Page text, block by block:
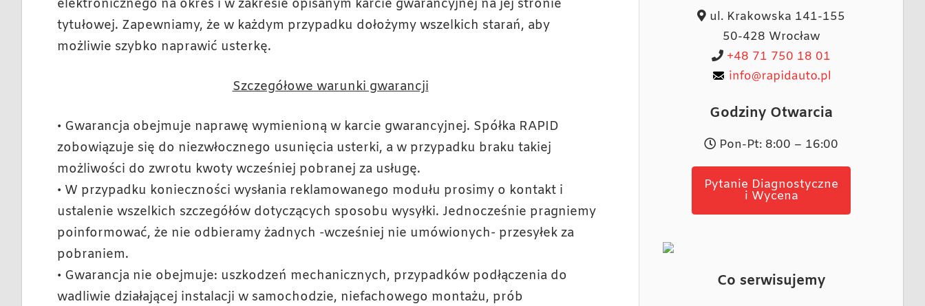
elektronicznego na okres i w zakresie opisanym karcie gwarancyjnej na jej stronie
tytułowej. Zapewniamy, że w każdym przypadku dołożymy wszelkich starań, aby
możliwie szybko naprawić usterkę.
Szczegółowe warunki gwarancji
• Gwarancja obejmuje naprawę wymienioną w karcie gwarancyjnej. Spółka RAPID
zobowiązuje się do niezwłocznego usunięcia usterki, a w przypadku braku takiej
możliwości do zwrotu kwoty wcześniej pobranej za usługę.
• W przypadku konieczności wysłania reklamowanego modułu prosimy o kontakt i
ustalenie wszelkich szczegółów dotyczących sposobu wysyłki. Jednocześnie pragniemy
poinformować, że nie odbieramy żadnych -wcześniej nie umówionych- przesyłek za
pobraniem.
• Gwarancja nie obejmuje: uszkodzeń mechanicznych, przypadków podłączenia do
wadliwie działającej instalacji w samochodzie, niefachowego montażu, prób
ul. Krakowska 141-155
50-428 Wrocław
+48 71 750 18 01
Godziny Otwarcia
Pon-Pt: 8:00 – 16:00
Pytanie Diagnostyczne
i Wycena
Co serwisujemy